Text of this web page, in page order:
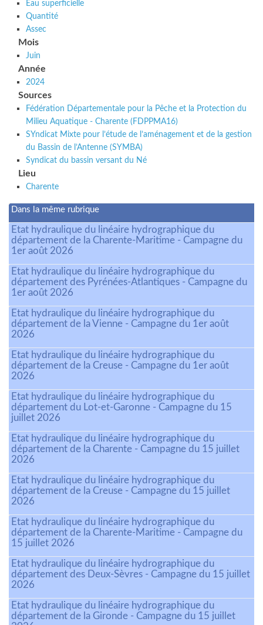
Eau superficielle
Quantité
Assec
Mois
Juin
Année
2024
Sources
Fédération Départementale pour la Pêche et la Protection du
Milieu Aquatique - Charente (FDPPMA16)
SYndicat Mixte pour l’étude de l’aménagement et de la gestion
du Bassin de l’Antenne (SYMBA)
Syndicat du bassin versant du Né
Lieu
Charente
Dans la même rubrique
Etat hydraulique du linéaire hydrographique du
département de la Charente-Maritime - Campagne du
1er août 2026
Etat hydraulique du linéaire hydrographique du
département des Pyrénées-Atlantiques - Campagne du
1er août 2026
Etat hydraulique du linéaire hydrographique du
département de la Vienne - Campagne du 1er août
2026
Etat hydraulique du linéaire hydrographique du
département de la Creuse - Campagne du 1er août
2026
Etat hydraulique du linéaire hydrographique du
département du Lot-et-Garonne - Campagne du 15
juillet 2026
Etat hydraulique du linéaire hydrographique du
département de la Charente - Campagne du 15 juillet
2026
Etat hydraulique du linéaire hydrographique du
département de la Creuse - Campagne du 15 juillet
2026
Etat hydraulique du linéaire hydrographique du
département de la Charente-Maritime - Campagne du
15 juillet 2026
Etat hydraulique du linéaire hydrographique du
département des Deux-Sèvres - Campagne du 15 juillet
2026
Etat hydraulique du linéaire hydrographique du
département de la Gironde - Campagne du 15 juillet